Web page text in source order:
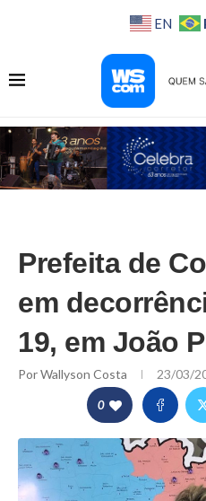
EN
Prefeita de
em
19, em João
PorWallyson Costa 23/03/
0